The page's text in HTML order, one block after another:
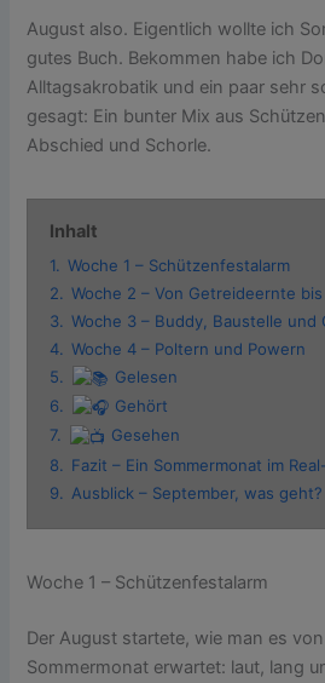
August also. Eigentlich wollte ich
gutes Buch. Bekommen habe ich
Alltagsakrobatik und ein paar sehr
gesagt: Ein bunter Mix aus
Abschied und Schorle.
Inhalt
1. Woche 1 – Schützenfestalarm
2. Woche 2 – Von Getreideernte
3. Woche 3 – Buddy, Baustelle und
4. Woche 4 – Poltern und Powern
5.
Gelesen
6.
Gehört
7.
Gesehen
8. Fazit – Ein Sommermonat im
9. Ausblick – September, was geht?
Woche 1 – Schützenfestalarm
Der August startete, wie man es
Sommermonat erwartet: laut, lang